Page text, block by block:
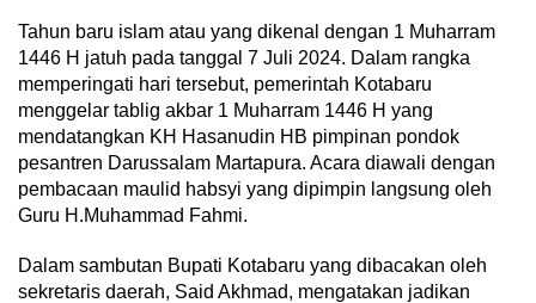
Tahun baru islam atau yang dikenal dengan 1 Muharram
1446 H jatuh pada tanggal 7 Juli 2024. Dalam rangka
memperingati hari tersebut, pemerintah Kotabaru
menggelar tablig akbar 1 Muharram 1446 H yang
mendatangkan KH Hasanudin HB pimpinan pondok
pesantren Darussalam Martapura. Acara diawali dengan
pembacaan maulid habsyi yang dipimpin langsung oleh
Guru H.Muhammad Fahmi.
Dalam sambutan Bupati Kotabaru yang dibacakan oleh
sekretaris daerah, Said Akhmad, mengatakan jadikan